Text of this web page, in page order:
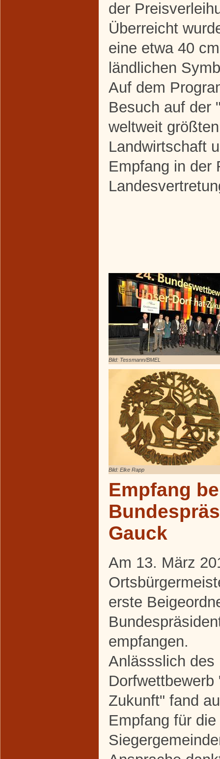
der
Überreicht
eine etwa 40
ländlichen
Auf dem
Besuch auf der
weltweit
Landwirtschaft
Empfang in der
Bild: Tessmann/BMEL
Bild: Elke Rapp
Empfang
Gauck
Am 13. März
erste
empfangen.
Anlässslich des
Zukunft" fand
Empfang für